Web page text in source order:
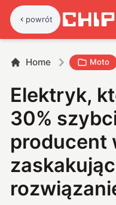
powrót
Home Moto
Elektryk,
30%
producent